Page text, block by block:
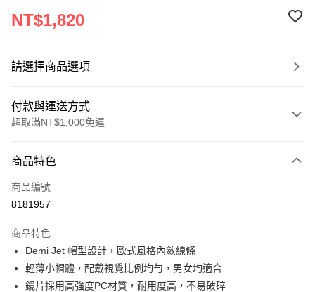
NT$1,820
請選擇商品選項
付款與運送方式
超取滿NT$1,000免運
信用卡一次付款
超商取貨付款
ATM付款
運送方式
商品特色
商品編號
8181957
商品特色
Demi Jet 帽型設計，歐式風格內斂線條
輕薄小帽體，配戴視覺比例均勻，男女均適合
鏡片採用高強度PC材質，耐用度高，不易破碎